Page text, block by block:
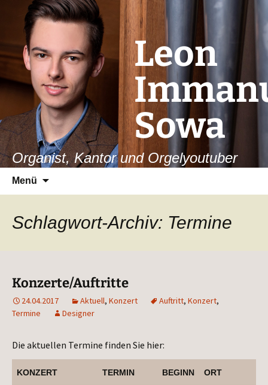
Leon
Sowa
Organist, Kantor und Orgelyoutuber
Menü
Schlagwort-Archiv: Termine
Konzerte/Auftritte
24.04.2017 Aktuell, Konzert Auftritt, Konzert,
Termine
Designer
Die aktu­el­len Ter­mi­ne fin­den Sie hier:
KON­ZERT TER­MIN BEGINN ORT